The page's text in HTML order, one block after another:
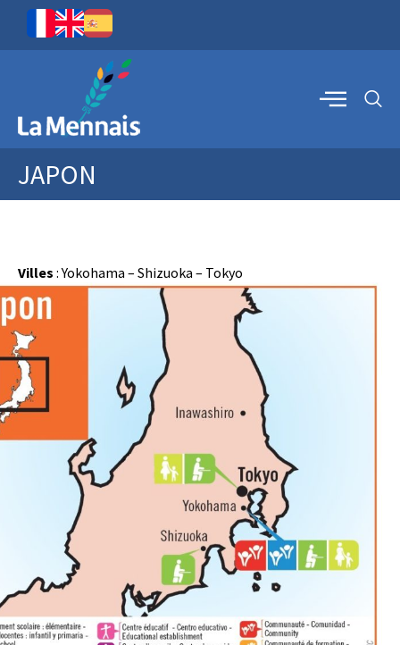
JAPON
Villes : Yokohama – Shizuoka – Tokyo